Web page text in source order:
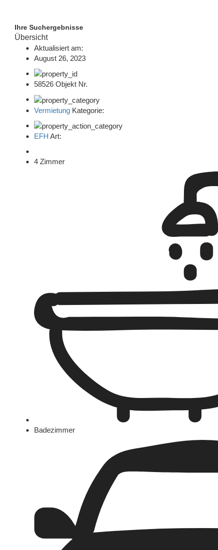
Ihre Suchergebnisse
Übersicht
Aktualisiert am:
August 26, 2023
58526 Objekt Nr.
Vermietung Kategorie:
EFH Art:
4 Zimmer
Badezimmer